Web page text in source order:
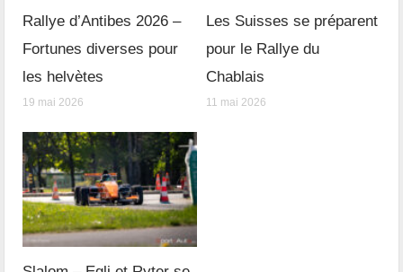
Rallye d’Antibes 2026 –
Fortunes diverses pour
les helvètes
19 mai 2026
Les Suisses se préparent
pour le Rallye du
Chablais
11 mai 2026